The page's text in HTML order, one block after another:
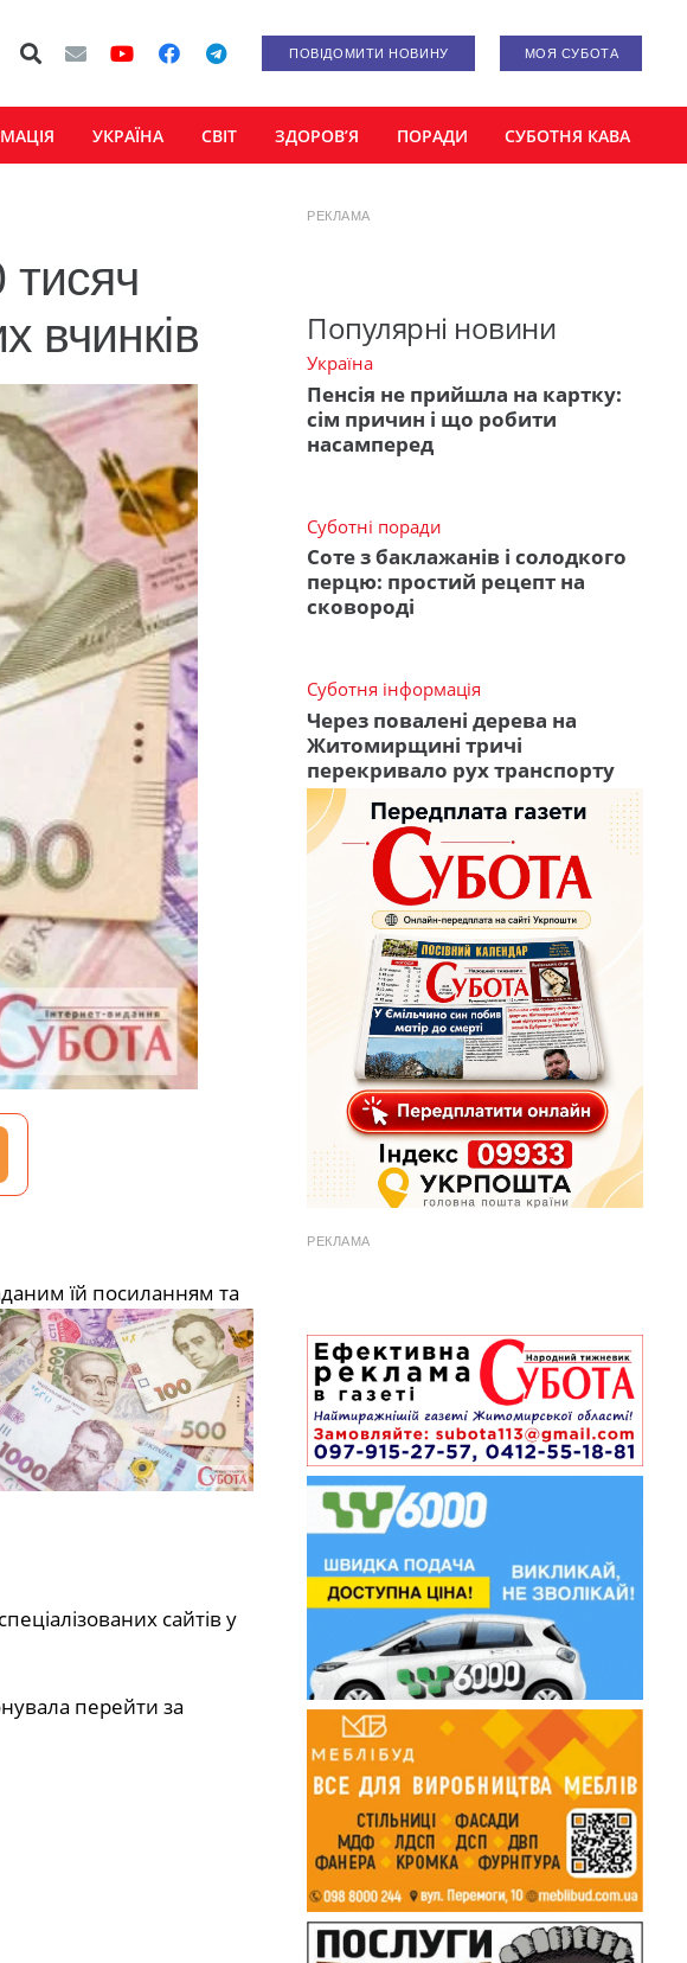
ПОВІДОМИТИ НОВИНУ МОЯ СУБОТА
УКРАЇНА СВІТ ЗДОРОВ’Я ПОРАДИ СУБОТНЯ КАВА
тисяч
вчинків
їй посиланням та
сайтів у
перейти за
РЕКЛАМА
Популярні новини
Україна
Пенсія не прийшла на картку:
сім причин і що робити
насамперед
Суботні поради
Соте з баклажанів і солодкого
перцю: простий рецепт на
сковороді
Суботня інформація
Через повалені дерева на
Житомирщині тричі
перекривало рух транспорту
РЕКЛАМА